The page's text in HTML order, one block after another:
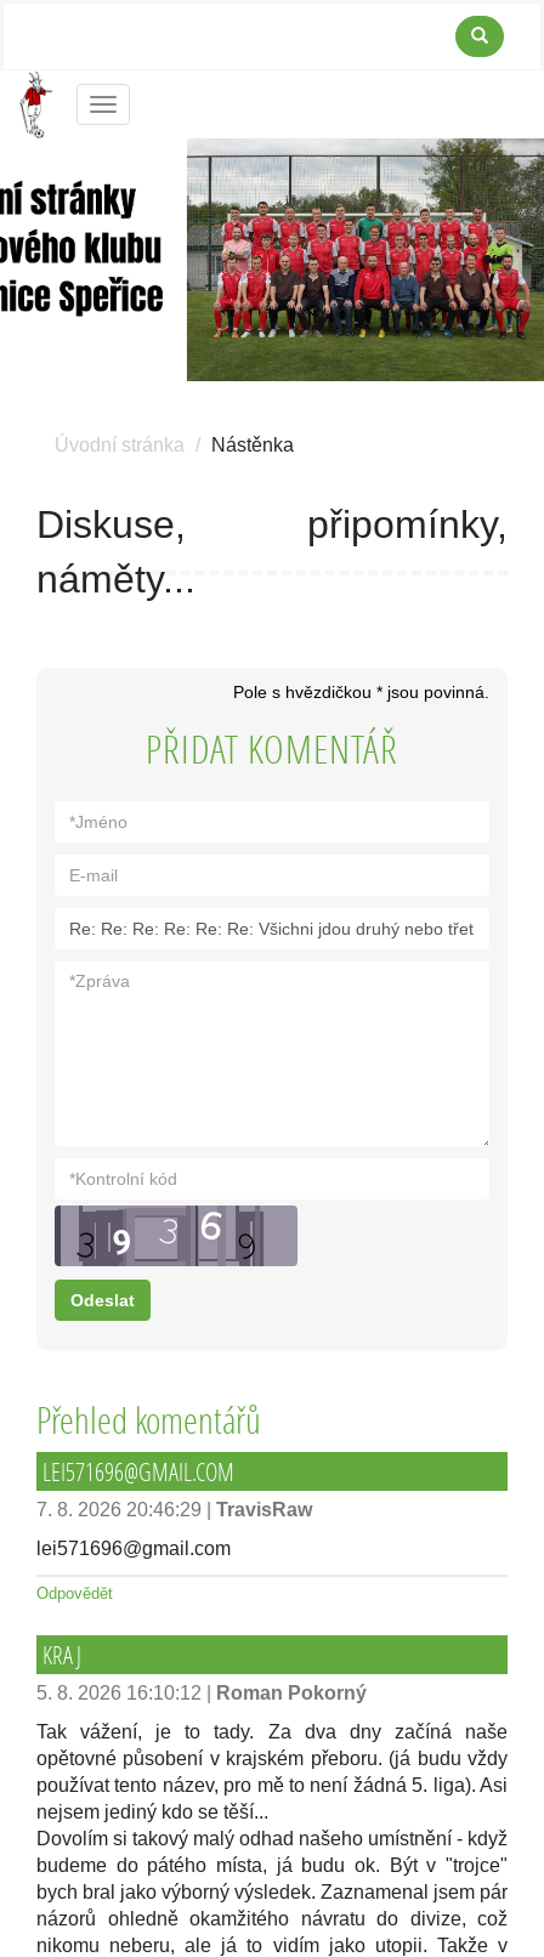
Menu
Úvodní stránka Nástěnka
Diskuse, připomínky,
náměty...
Pole s hvězdičkou * jsou povinná.
PŘIDAT KOMENTÁŘ
Přehled komentářů
LEI571696@GMAIL.COM
7. 8. 2026 20:46:29
TravisRaw
lei571696@gmail.com
Odpovědět
KRAJ
5. 8. 2026 16:10:12
Roman Pokorný
Tak vážení, je to tady. Za dva dny začíná naše
opětovné působení v krajském přeboru. (já budu vždy
používat tento název, pro mě to není žádná 5. liga). Asi
nejsem jediný kdo se těší...
Dovolím si takový malý odhad našeho umístnění - když
budeme do pátého místa, já budu ok. Být v "trojce"
bych bral jako výborný výsledek. Zaznamenal jsem pár
názorů ohledně okamžitého návratu do divize, což
nikomu neberu, ale já to vidím jako utopii. Takže v